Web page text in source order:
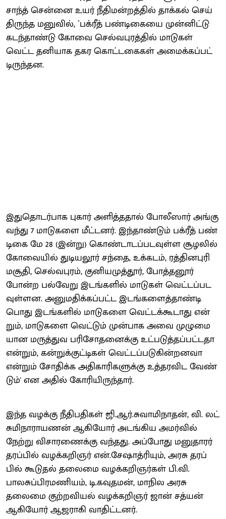
சாந்த் சென்னை உயர் நீதி​மன்​றத்​தில் தாக்​கல் செய்​
திருந்த மனு​வில், `பக்​ரீத் பண்​டிகையை முன்​னிட்டு
கடந்​தாண்டு கோவை செல்​வபுரத்​தில் மாடு​கள்
வெட்ட தனி​யாக தகர கொட்​டகைகள் அமைக்​கப்​பட்​
டிருந்​தன.
இதுதொடர்​பாக புகார் அளித்​த​தால் போலீ​ஸார் அங்கு
வந்து 7 மாடு​களை மீட்​டனர். இந்​தாண்​டும் பக்​ரீத் பண்​
டிகை மே 28 (இன்​று) கொண்​டாடப்​பட​வுள்ள சூழலில்
கோவை​யில் துடியலூர் சந்​தை, உக்​கடம், ரத்​தினபுரி
மசூ​தி, செல்​வபுரம், குனிய​முத்​தூர், போத்​தனூர்
போன்ற பல்​வேறு இடங்​களில் மாடு​கள் வெட்​டப்​பட​
வுள்​ளன. அனு​ம​திக்​கப்​பட்ட இடங்​களைத்​தாண்டி
பொது இடங்​களில் மாடு​களை வெட்​டக்​கூ​டாது என்​
றும், மாடு​களை வெட்​டும் முன்​பாக அவை முழு​மை​
யான மருத்​துவ பரிசோதனைக்கு உட்​படுத்​தப்​பட்​டதா
என்​றும், கன்​றுக்​குட்​டிகள் வெட்​டப்​படு​கின்​றனவா
என்​றும் சோதிக்க அதி​காரி​களுக்கு உத்​தர​விட வேண்​
டும்' என அதில் கோரி​யிருந்​தார்.
இந்த வழக்கு நீதிப​தி​கள் ஜி.ஆர்​.சு​வாமி​நாதன், வி. லட்​
சுமி​நா​ராயணன் ஆகியோர் அடங்​கிய அமர்​வில்
நேற்று விசா​ரணைக்கு வந்​தது. அப்​போது மனு​தா​ரர்
தரப்​பில் வழக்​கறிஞர் என்​.சேஷாத்​ரி​யும், அரசு தரப்​
பில் கூடு​தல் தலைமை வழக்​கறிஞர்​கள் பி.வி.​
பாலசுப்​பிரமணி​யம், டி.க​வுதமன், மாநில அரசு
தலைமை குற்​ற​வியல் வழக்கறிஞர் ஜான் சத்​யன்
ஆகியோர் ஆஜராகி வாதிட்​டனர்.